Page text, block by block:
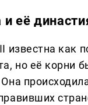
и её
известна как
но её корни